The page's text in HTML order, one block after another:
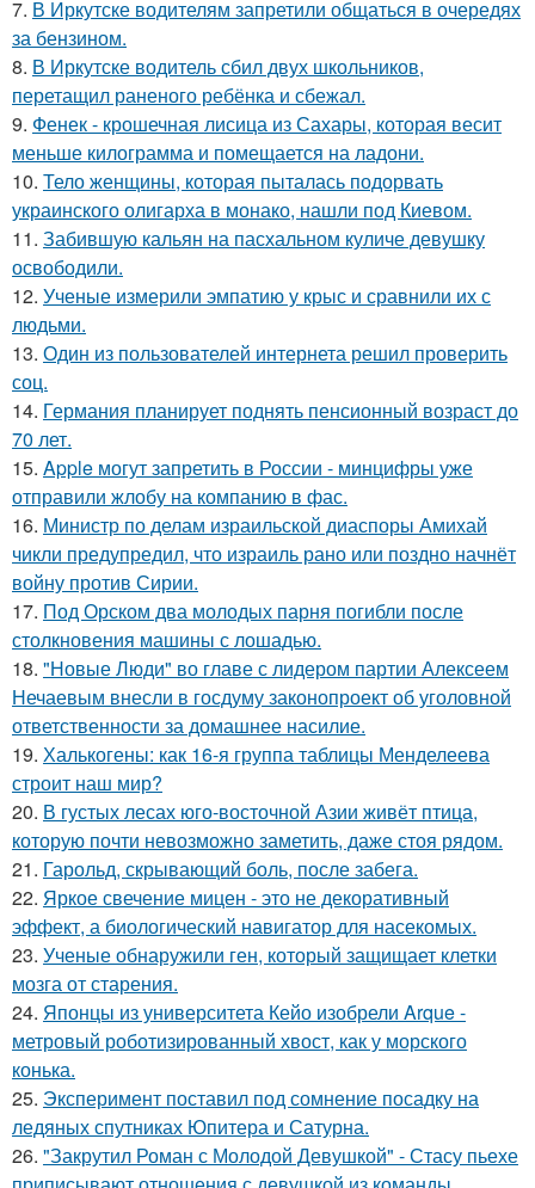
7. В Иркутске водителям запретили общаться в очередях
за бензином.
8. В Иркутске водитель сбил двух школьников,
перетащил раненого ребёнка и сбежал.
9. Фенек - крошечная лисица из Сахары, которая весит
меньше килограмма и помещается на ладони.
10. Тело женщины, которая пыталась подорвать
украинского олигарха в монако, нашли под Киевом.
11. Забившую кальян на пасхальном куличе девушку
освободили.
12. Ученые измерили эмпатию у крыс и сравнили их с
людьми.
13. Один из пользователей интернета решил проверить
соц.
14. Германия планирует поднять пенсионный возраст до
70 лет.
15. Apple могут запретить в России - минцифры уже
отправили жлобу на компанию в фас.
16. Министр по делам израильской диаспоры Амихай
чикли предупредил, что израиль рано или поздно начнёт
войну против Сирии.
17. Под Орском два молодых парня погибли после
столкновения машины с лошадью.
18. "Новые Люди" во главе с лидером партии Алексеем
Нечаевым внесли в госдуму законопроект об уголовной
ответственности за домашнее насилие.
19. Халькогены: как 16-я группа таблицы Менделеева
строит наш мир?
20. В густых лесах юго-восточной Азии живёт птица,
которую почти невозможно заметить, даже стоя рядом.
21. Гарольд, скрывающий боль, после забега.
22. Яркое свечение мицен - это не декоративный
эффект, а биологический навигатор для насекомых.
23. Ученые обнаружили ген, который защищает клетки
мозга от старения.
24. Японцы из университета Кейо изобрели Arque -
метровый роботизированный хвост, как у морского
конька.
25. Эксперимент поставил под сомнение посадку на
ледяных спутниках Юпитера и Сатурна.
26. "Закрутил Роман с Молодой Девушкой" - Стасу пьехе